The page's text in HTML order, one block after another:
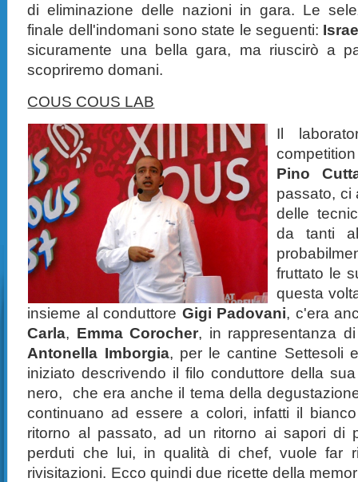
di eliminazione delle nazioni in gara. Le
finale dell'indomani sono state le seguenti:
sicuramente una bella gara, ma riuscirò a
scopriremo domani.
COUS COUS LAB
Il
Pino
passato, ci
delle
da tanti
fruttato le
questa
insieme al conduttore Gigi Padovani, c'era
Carla, Emma Corocher, in rappresentanza
Antonella Imborgia, per le cantine Settesoli
iniziato descrivendo il filo conduttore della
nero, che era anche il tema della
continuano ad essere a colori, infatti il
ritorno al passato, ad un ritorno ai sapori di
perduti che lui, in qualità di chef, vuole far
rivisitazioni. Ecco quindi due ricette della